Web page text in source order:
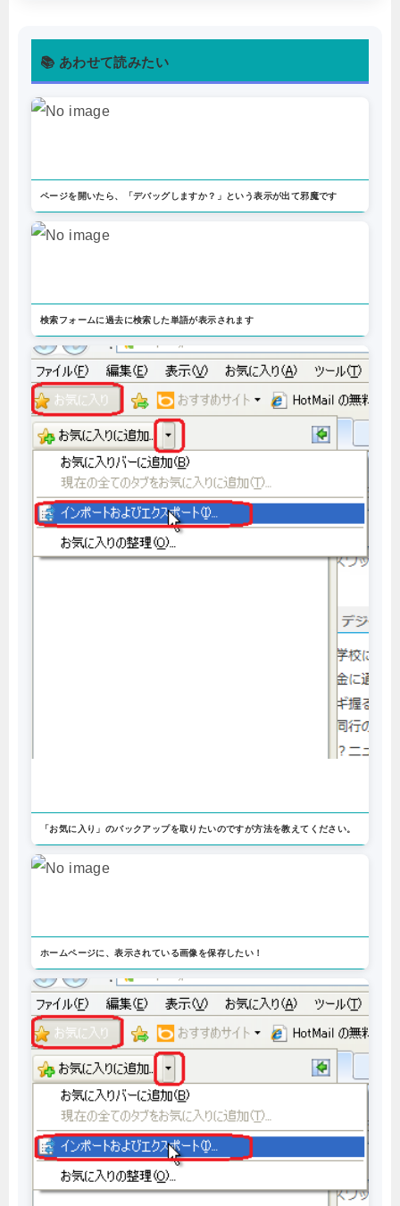
📚 あわせて読みたい
ページを開いたら、「デバッグしますか？」という表示が出て邪魔です
検索フォームに過去に検索した単語が表示されます
「お気に入り」のバックアップを取りたいのですが方法を教えてください。
ホームページに、表示されている画像を保存したい！